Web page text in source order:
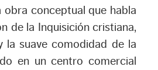
conceptual que habla
de la Inquisición cristiana,
la suave comodidad de la
en un centro comercial